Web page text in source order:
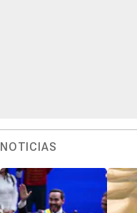
NOTICIAS